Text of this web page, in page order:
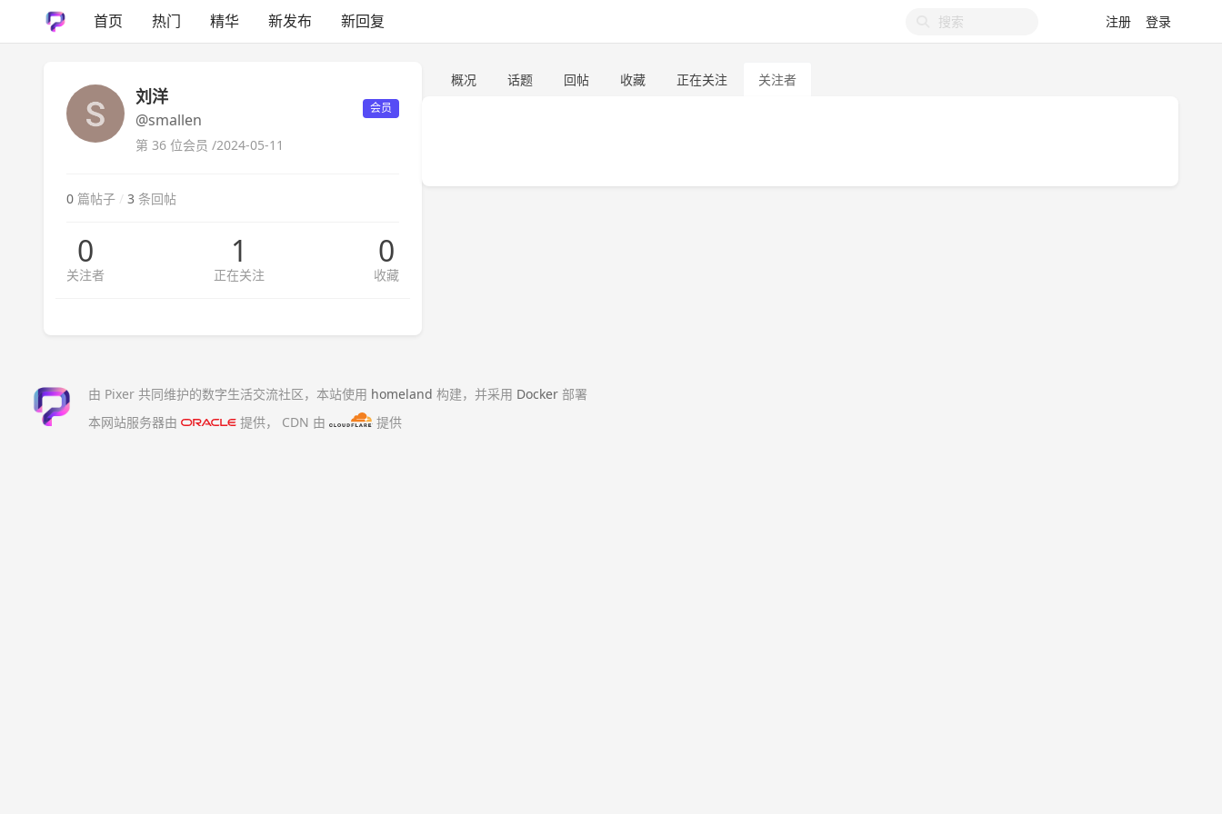
首页 热门 精华 新发布 新回复 注册 登录
刘洋
@smallen
会员
第 36 位会员 /2024-05-11
0 篇帖子 / 3 条回帖
0
关注者
1
正在关注
0
收藏
概况 话题 回帖 收藏 正在关注 关注者
由 Pixer 共同维护的数字生活交流社区，本站使用 homeland 构建，并采用 Docker 部署
本网站服务器由
提供， CDN 由 提供